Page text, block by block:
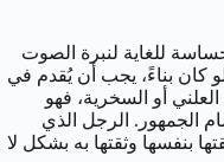
للغاية لنبرة الصوت
كان بناءً، يجب أن يُقدم في
أو السخرية، فهو
الجمهور. الرجل الذي
بنفسها وثقتها به بشكل لا